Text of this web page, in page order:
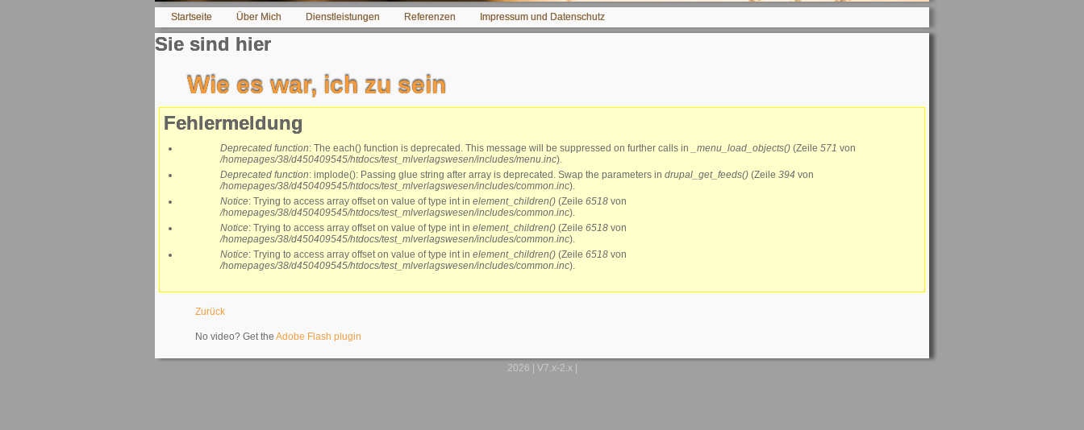
Startseite Über Mich Dienstleistungen Referenzen Impressum und Datenschutz
Sie sind hier
Wie es war, ich zu sein
Fehlermeldung
Deprecated function: The each() function is deprecated. This message will be suppressed on further calls in _menu_load_objects() (Zeile 571 von
/homepages/38/d450409545/htdocs/test_mlverlagswesen/includes/menu.inc).
Deprecated function: implode(): Passing glue string after array is deprecated. Swap the parameters in drupal_get_feeds() (Zeile 394 von
/homepages/38/d450409545/htdocs/test_mlverlagswesen/includes/common.inc).
Notice: Trying to access array offset on value of type int in element_children() (Zeile 6518 von
/homepages/38/d450409545/htdocs/test_mlverlagswesen/includes/common.inc).
Notice: Trying to access array offset on value of type int in element_children() (Zeile 6518 von
/homepages/38/d450409545/htdocs/test_mlverlagswesen/includes/common.inc).
Notice: Trying to access array offset on value of type int in element_children() (Zeile 6518 von
/homepages/38/d450409545/htdocs/test_mlverlagswesen/includes/common.inc).
Zurück
No video? Get the Adobe Flash plugin
2026 | V7.x-2.x |